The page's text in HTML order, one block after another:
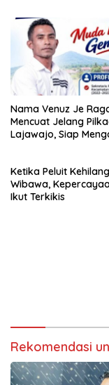
Nama Venuz Je
Mencuat Jelang
Lajawajo, Siap
Ketika Peluit
Wibawa,
Ikut Terkikis
Rekomendasi